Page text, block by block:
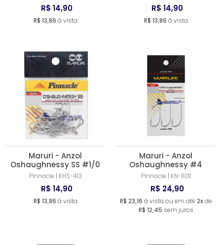
R$ 14,90
R$ 13,86 à vista
R$ 14,90
R$ 13,86 à vista
Maruri - Anzol
Oshaughnessy SS #1/0
Pinnacle | KHS-413
R$ 14,90
R$ 13,86 à vista
Maruri - Anzol
Oshaughnessy #4
Pinnacle | KN-11011
R$ 24,90
R$ 23,16 à vista ou em até 2xde
R$ 12,45 sem juros